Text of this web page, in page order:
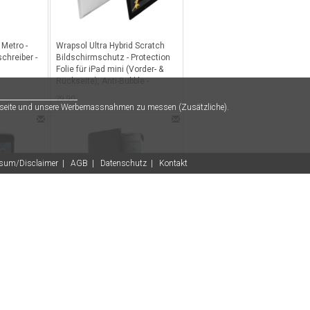
-
-
Wrapsol Ultra Hybrid Scratch
Bildschirmschutz - Protection
Folie für iPad mini (Vorder- &
29.90
und unsere Werbemassnahmen zu messen (Zusätzliche).
Disclaimer AGB Datenschutz Kontakt